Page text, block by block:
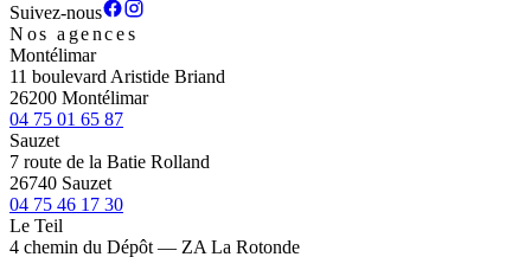
Suivez-nous
Nos agences
Montélimar
11 boulevard Aristide Briand
26200 Montélimar
04 75 01 65 87
Sauzet
7 route de la Batie Rolland
26740 Sauzet
04 75 46 17 30
Le Teil
4 chemin du Dépôt — ZA La Rotonde